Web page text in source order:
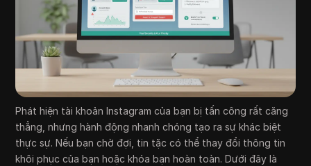
Phát hiện tài khoản Instagram của bạn bị tấn công rất căng
thẳng, nhưng hành động nhanh chóng tạo ra sự khác biệt
thực sự. Nếu bạn chờ đợi, tin tặc có thể thay đổi thông tin
khôi phục của bạn hoặc khóa bạn hoàn toàn. Dưới đây là